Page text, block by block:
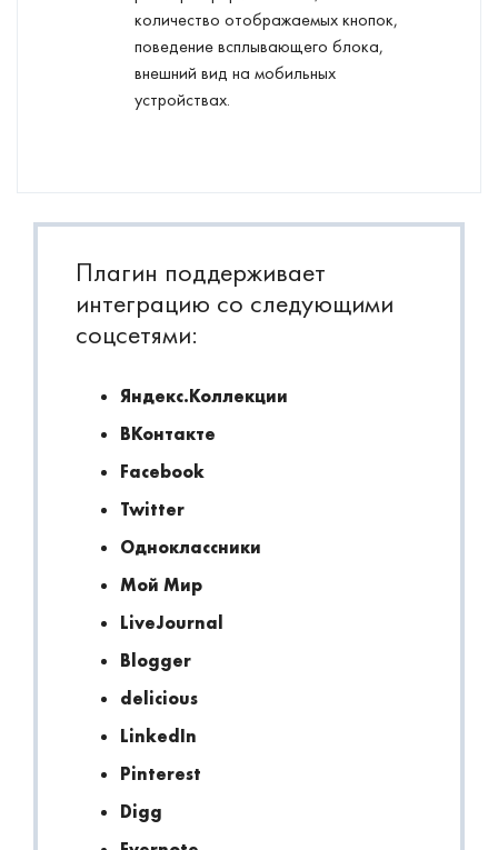
количество отображаемых кнопок,
поведение всплывающего блока,
внешний вид на мобильных
устройствах.
Плагин поддерживает
интеграцию со следующими
соцсетями:
Яндекс.Коллекции
ВКонтакте
Facebook
Twitter
Одноклассники
Мой Мир
LiveJournal
Blogger
delicious
LinkedIn
Pinterest
Digg